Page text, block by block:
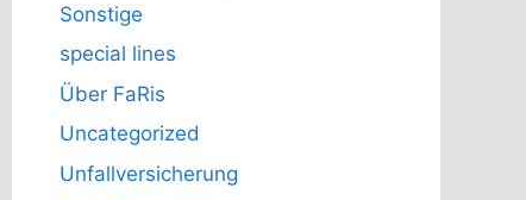
Sonstige
special lines
Über FaRis
Uncategorized
Unfallversicherung